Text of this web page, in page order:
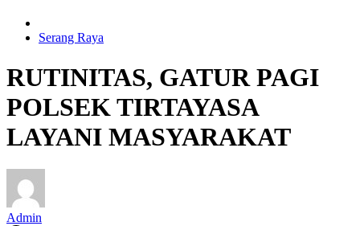
Serang Raya
RUTINITAS, GATUR PAGI
POLSEK TIRTAYASA
LAYANI MASYARAKAT
Admin